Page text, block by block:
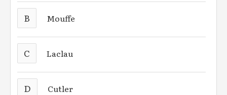
B Mouffe
C Laclau
D Cutler